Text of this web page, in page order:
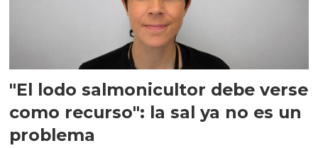
"El lodo salmonicultor debe verse
como recurso": la sal ya no es un
problema